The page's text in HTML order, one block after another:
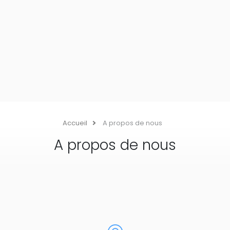
Accueil A propos de nous
A propos de nous